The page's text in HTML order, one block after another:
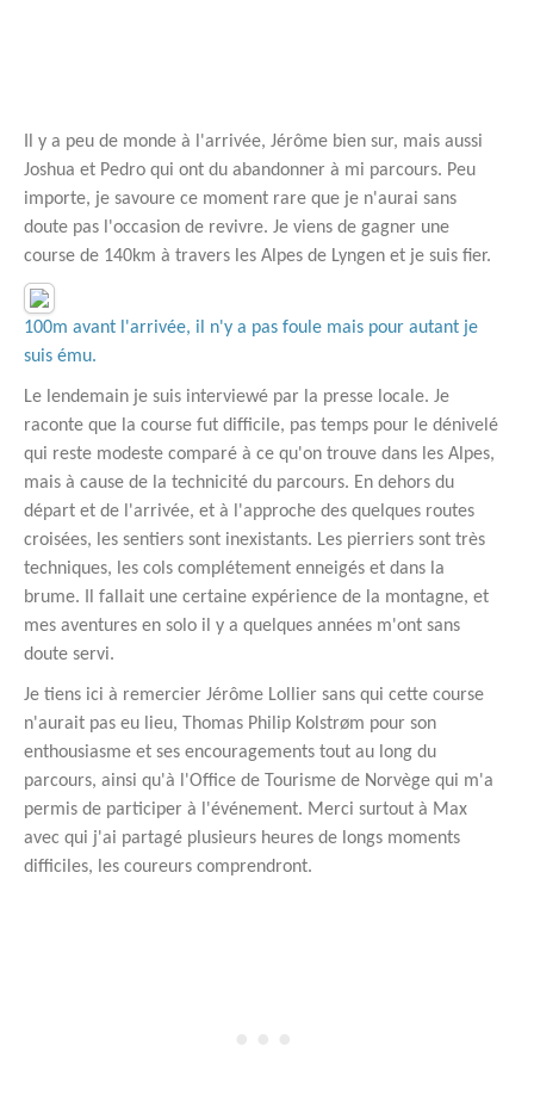
Il y a peu de monde à l'arrivée, Jérôme bien sur, mais aussi
Joshua et Pedro qui ont du abandonner à mi parcours. Peu
importe, je savoure ce moment rare que je n'aurai sans
doute pas l'occasion de revivre. Je viens de gagner une
course de 140km à travers les Alpes de Lyngen et je suis fier.
100m avant l'arrivée, il n'y a pas foule mais pour autant je
suis ému.
Le lendemain je suis interviewé par la presse locale. Je
raconte que la course fut difficile, pas temps pour le dénivelé
qui reste modeste comparé à ce qu'on trouve dans les Alpes,
mais à cause de la technicité du parcours. En dehors du
départ et de l'arrivée, et à l'approche des quelques routes
croisées, les sentiers sont inexistants. Les pierriers sont très
techniques, les cols complétement enneigés et dans la
brume. Il fallait une certaine expérience de la montagne, et
mes aventures en solo il y a quelques années m'ont sans
doute servi.
Je tiens ici à remercier Jérôme Lollier sans qui cette course
n'aurait pas eu lieu, Thomas Philip Kolstrøm pour son
enthousiasme et ses encouragements tout au long du
parcours, ainsi qu'à l'Office de Tourisme de Norvège qui m'a
permis de participer à l'événement. Merci surtout à Max
avec qui j'ai partagé plusieurs heures de longs moments
difficiles, les coureurs comprendront.